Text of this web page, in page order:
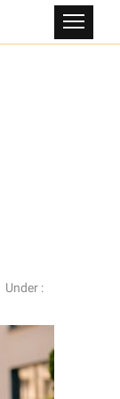
Under :